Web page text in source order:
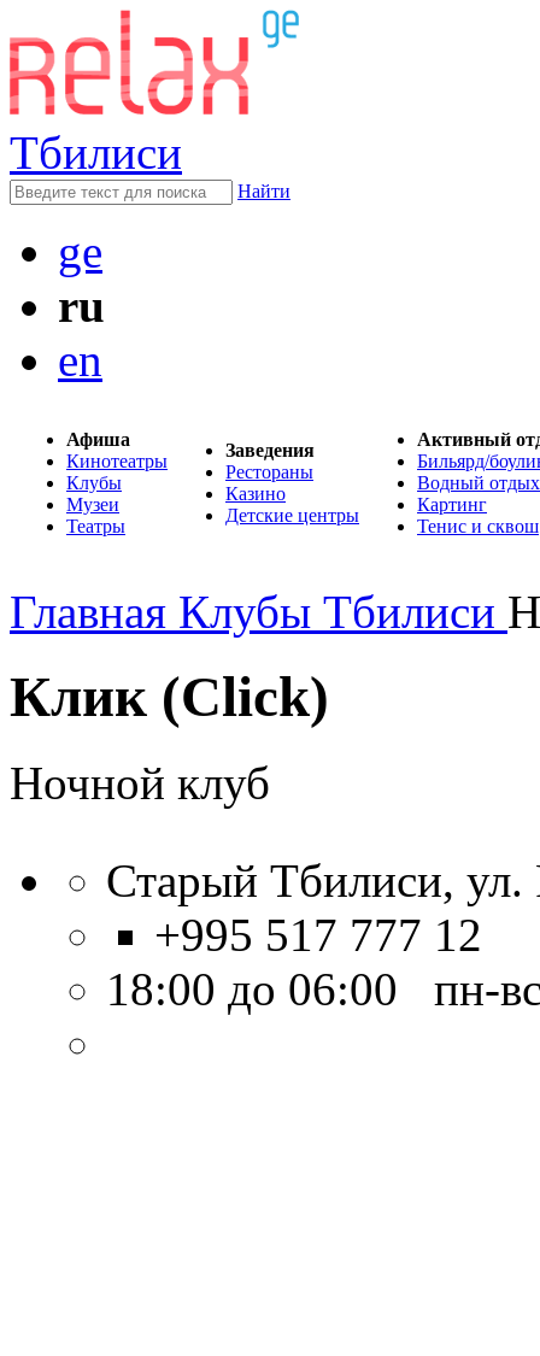
Тбилиси
Найти
ge
ru
en
Афиша
Кинотеатры
Клубы
Музеи
Театры
Заведения
Рестораны
Казино
Детские центры
Активный
Бильярд/
Водный отдых
Картинг
Тенис и сквош
Главная Клубы Тбилиси
Клик (Click)
Ночной клуб
Старый Тбилиси,
+995 517 777 12
18:00 до 06:00 пн-